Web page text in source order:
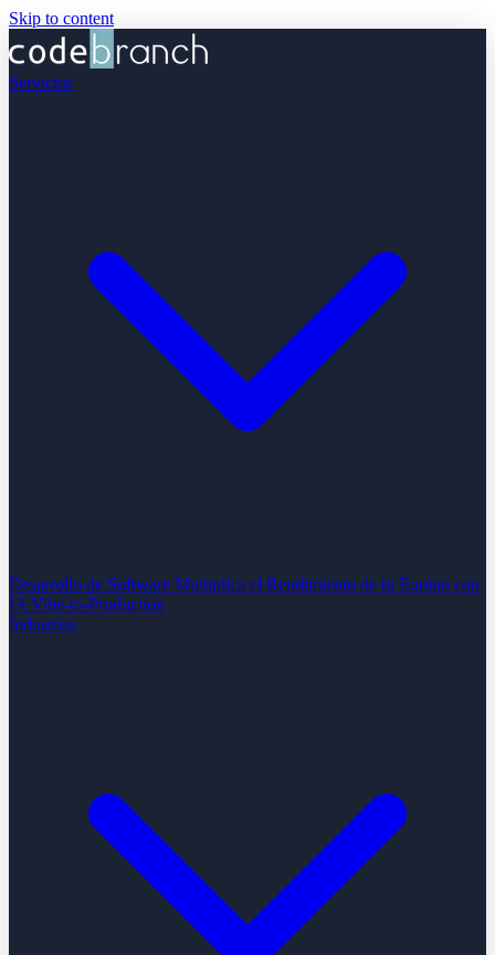
Skip to content
Servicios
Desarrollo de Software Multiplica el Rendimiento de tu Equipo con
IA Vibe-to-Production
Industrias